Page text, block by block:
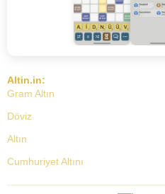
Altin.in:
Gram Altın
Döviz
Altın
Cumhuriyet Altını
Dolar Kuru